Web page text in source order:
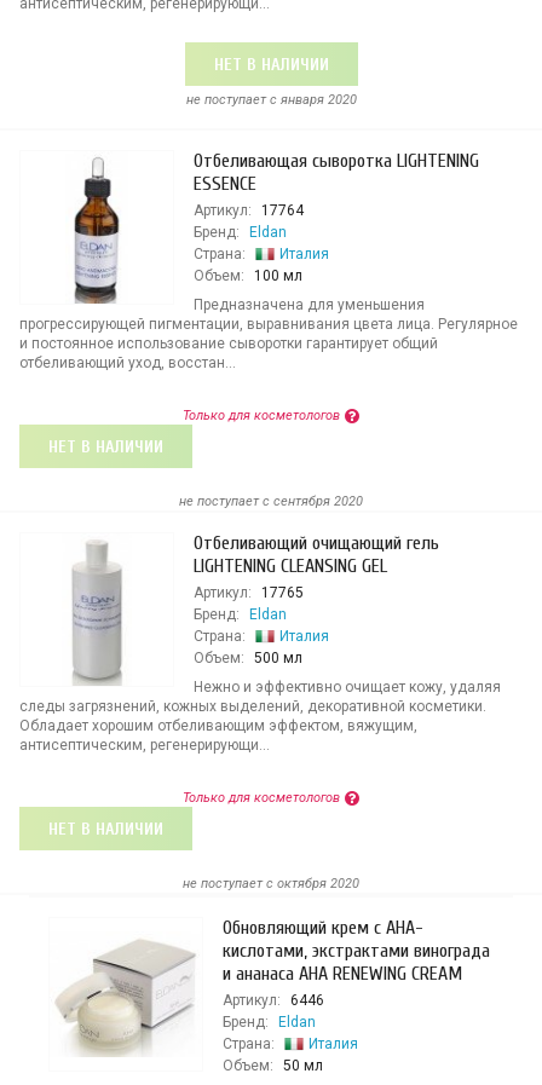
антисептическим, регенерирующи...
НЕТ В НАЛИЧИИ
не поступает c января 2020
Отбеливающая сыворотка LIGHTENING
ESSENCE
Артикул:
17764
Бренд:
Eldan
Страна:
Италия
Объем:
100 мл
Предназначена для уменьшения
прогрессирующей пигментации, выравнивания цвета лица. Регулярное
и постоянное использование сыворотки гарантирует общий
отбеливающий уход, восстан...
Только для косметологов
НЕТ В НАЛИЧИИ
не поступает c сентября 2020
Отбеливающий очищающий гель
LIGHTENING CLEANSING GEL
Артикул:
17765
Бренд:
Eldan
Страна:
Италия
Объем:
500 мл
Нежно и эффективно очищает кожу, удаляя
следы загрязнений, кожных выделений, декоративной косметики.
Обладает хорошим отбеливающим эффектом, вяжущим,
антисептическим, регенерирующи...
Только для косметологов
НЕТ В НАЛИЧИИ
не поступает c октября 2020
Обновляющий крем с АНА-
кислотами, экстрактами винограда
и ананаса AHA RENEWING CREAM
Артикул:
6446
Бренд:
Eldan
Страна:
Италия
Объем:
50 мл